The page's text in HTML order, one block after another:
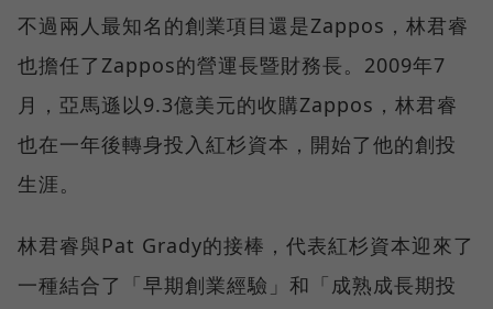
不過兩人最知名的創業項目還是Zappos，林君睿
也擔任了Zappos的營運長暨財務長。2009年7
月，亞馬遜以9.3億美元的收購Zappos，林君睿
也在一年後轉身投入紅杉資本，開始了他的創投
生涯。
林君睿與Pat Grady的接棒，代表紅杉資本迎來了
一種結合了「早期創業經驗」和「成熟成長期投